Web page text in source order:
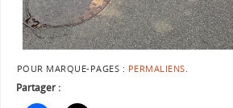
POUR MARQUE-PAGES : PERMALIENS
Partager :